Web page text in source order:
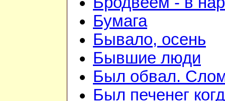
Бумага
Бывало, осень
Бывшие люди
Был обвал.
Был печенег